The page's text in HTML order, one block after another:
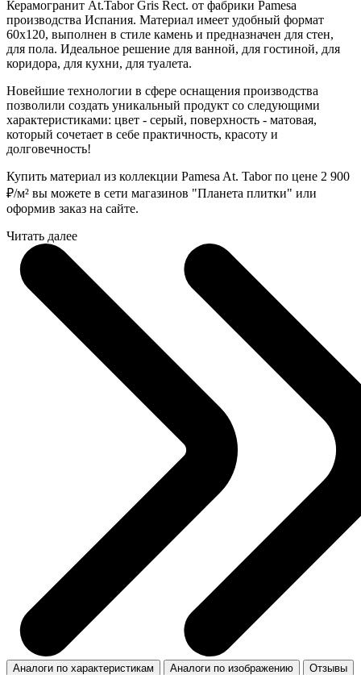
Керамогранит At.Tabor Gris Rect. от фабрики Pamesa
производства Испания. Материал имеет удобный формат
60x120, выполнен в стиле камень и предназначен для стен,
для пола. Идеальное решение для ванной, для гостиной, для
коридора, для кухни, для туалета.
Новейшие технологии в сфере оснащения производства
позволили создать уникальный продукт со следующими
характеристиками: цвет - серый, поверхность - матовая,
который сочетает в себе практичность, красоту и
долговечность!
Купить материал из коллекции Pamesa At. Tabor по цене 2 900
₽/м² вы можете в сети магазинов "Планета плитки" или
оформив заказ на сайте.
Читать далее
Аналоги по характеристикам Аналоги по изображению Отзывы